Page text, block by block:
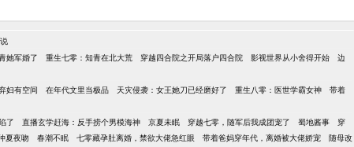
她军婚了 重生七零：知青在北大荒 穿越四合院之开局落户四合院 影视世界从小舍得开始
边
妇有空间 在年代文里当极品 天灾侵袭：女王她刀已经磨好了 重生八零：医世学霸女神
带着
了 直播玄学赶海：反手捞个男模海神 京夏未眠 穿越七零，随军后我成团宠了 蜀地酱事
穿
夏夜吻 春潮不眠 七零藏孕肚离婚，禁欲大佬急红眼 带着爸妈穿年代，离婚被大佬娇宠
随母改